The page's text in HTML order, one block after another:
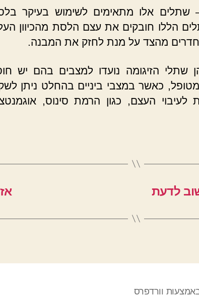
שתלים אלו מתאימים לשימוש בעיקר
הללו חובקים את עצם הלסת מהכיוון
מהצד על מנת לחזק את המבנה.
שתלי הזיגומה נועדו למצבים בהם יש
כאשר במצבי ביניים בהחלט ניתן
לעיבוי העצם, כגון הרמת סינוס,
לדעת
וורדפרס